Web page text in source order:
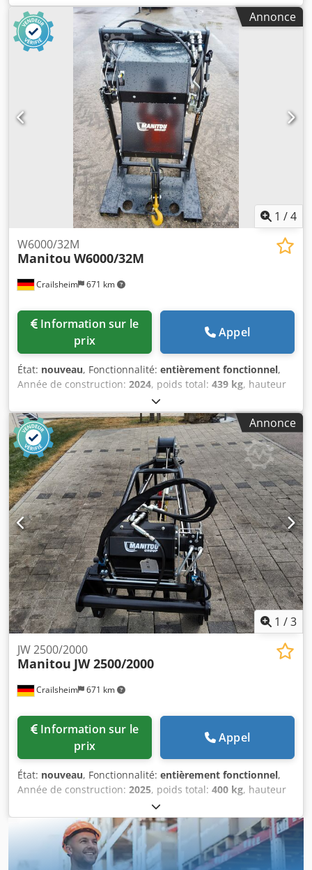
totale:1 220 mm, capacité de charge:7 200 kg, Treuil
Cjdpfx Ahoxpyb Rorsha Fabricant : Manitou Modèle : Treuil
7,2 TON Année : 2019 Hauteur (mm) : 2 400 Longueur
(mm) : 1 200 Capacité de levage (kg) : 7 200 Poids (kg) : 767
Largeur (mm) : 1 220
Annonce
1 /4
Crailsheim 671 km
W6000/32M
Manitou W6000/32M
prix
Appel
État: nouveau, Fonctionnalité: entièrement fonctionnel,
Année de construction: 2024, poids total: 439 kg, hauteur
, longueur totale:
1 070 mm, capacité de charge:6 000 kg, Treuil Chsdpfx
Aexpyatehrea Fabricant : Manitou Type : W6000/32M
Année de fabrication : 2024 Hauteur (mm) : 1 830 Longueur
(mm) : 900 Capacité de charge (kg) : 6 000 Poids (kg) : 439
Largeur (mm) : 1 070
Annonce
1 /3
Crailsheim 671 km
JW 2500/2000
Manitou JW 2500/2000
prix
Appel
État: nouveau, Fonctionnalité: entièrement fonctionnel,
Année de construction: 2025, poids total: 400 kg, hauteur
, longueur totale:
820 mm, capacité de charge:2 000 kg, Mât en treillis avec
treuil à câble Csdeya Ix Topfx Ahreha Fabricant : Manitou
Type : JW 2500/2000 Année de fabrication : 2025 Hauteur
(mm) : 950 Longueur (mm) : 2 600 Capacité de charge (kg) :